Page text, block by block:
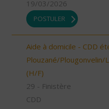
19/03/2026
POSTULER
Aide à domicile - CDD
Plouzané/Plougonvelin/
(H/F)
29 - Finistère
CDD